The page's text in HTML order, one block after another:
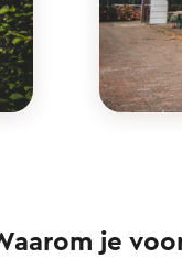
je